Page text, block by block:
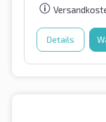
Details